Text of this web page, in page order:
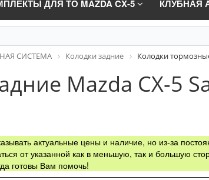
ДЛЯ ТО MAZDA CX-5 КЛУБНАЯ
СИСТЕМА Колодки задние Колодки
Mazda СХ-5
актуальные цены и наличие, но из-за
от указанной как в меньшую, так и большую
готовы Вам помочь!